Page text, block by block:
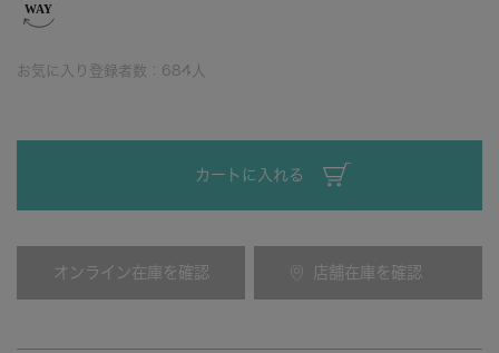
お気に入り登録者数： 684 人
カートに入れる
オンライン在庫を確認 店舗在庫を確認